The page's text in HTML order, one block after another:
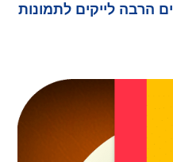
הרבה לייקים לתמונות